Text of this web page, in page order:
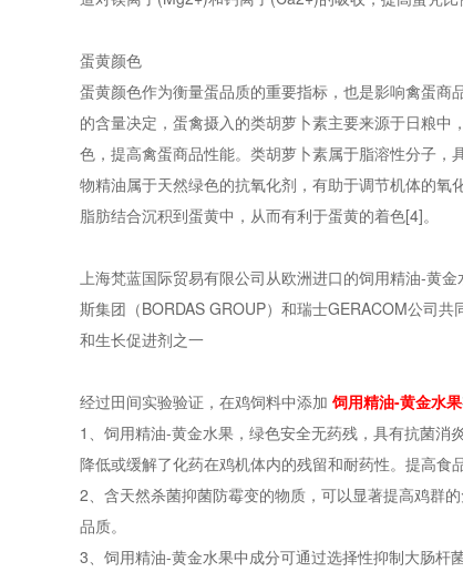
蛋黄颜色
蛋黄颜色作为衡量蛋品质的重要指标，也是影响禽蛋
的含量决定，蛋禽摄入的类胡萝卜素主要来源于日粮
色，提高禽蛋商品性能。类胡萝卜素属于脂溶性分子
物精油属于天然绿色的抗氧化剂，有助于调节机体的
脂肪结合沉积到蛋黄中，从而有利于蛋黄的着色[4]。
上海梵蓝国际贸易有限公司从欧洲进口的饲用精油-黄
斯集团（BORDAS GROUP）和瑞士GERACOM公司
和生长促进剂之一
经过田间实验验证，在鸡饲料中添加 饲用精油-黄金水果
1、饲用精油-黄金水果，绿色安全无药残，具有抗菌
降低或缓解了化药在鸡机体内的残留和耐药性。提高食
2、含天然杀菌抑菌防霉变的物质，可以显著提高鸡群
品质。
3、饲用精油-黄金水果中成分可通过选择性抑制大肠杆